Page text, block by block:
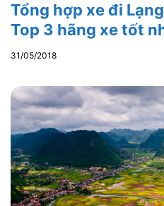
Tổng hợp xe đi
Top 3 hãng xe tốt
31/05/2018